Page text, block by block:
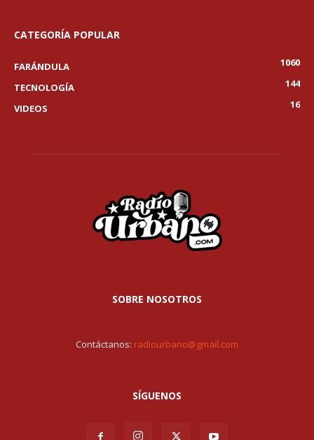
CATEGORÍA POPULAR
FARÁNDULA
1060
TECNOLOGÍA
144
VIDEOS
16
SOBRE NOSOTROS
Contáctanos: radiourbano@gmail.com
SÍGUENOS